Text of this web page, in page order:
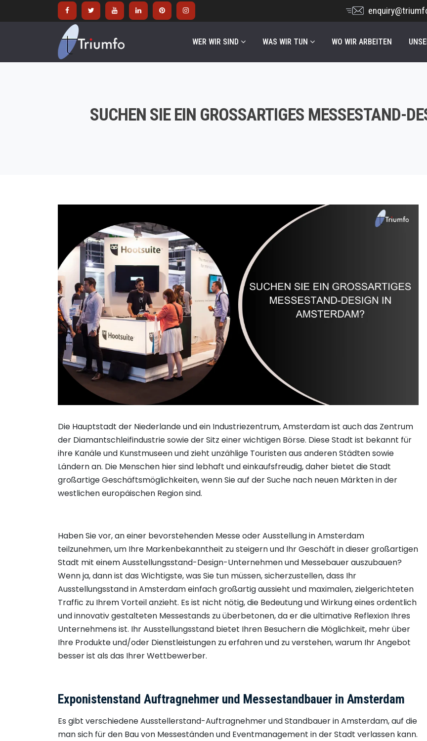
WER WIR SIND WAS WIR TUN WO WIR ARBEITEN
SUCHEN SIE EIN GROSSARTIGES MESSESTAND-
Die Hauptstadt der Niederlande und ein Industriezentrum, Amsterdam ist auch das Zentrum
der Diamantschleifindustrie sowie der Sitz einer wichtigen Börse. Diese Stadt ist bekannt für
ihre Kanäle und Kunstmuseen und zieht unzählige Touristen aus anderen Städten sowie
Ländern an. Die Menschen hier sind lebhaft und einkaufsfreudig, daher bietet die Stadt
großartige Geschäftsmöglichkeiten, wenn Sie auf der Suche nach neuen Märkten in der
westlichen europäischen Region sind.
Haben Sie vor, an einer bevorstehenden Messe oder Ausstellung in Amsterdam
teilzunehmen, um Ihre Markenbekanntheit zu steigern und Ihr Geschäft in dieser großartigen
Stadt mit einem Ausstellungsstand-Design-Unternehmen und Messebauer auszubauen?
Wenn ja, dann ist das Wichtigste, was Sie tun müssen, sicherzustellen, dass Ihr
Ausstellungsstand in Amsterdam einfach großartig aussieht und maximalen, zielgerichteten
Traffic zu Ihrem Vorteil anzieht. Es ist nicht nötig, die Bedeutung und Wirkung eines ordentlich
und innovativ gestalteten Messestands zu überbetonen, da er die ultimative Reflexion Ihres
Unternehmens ist. Ihr Ausstellungsstand bietet Ihren Besuchern die Möglichkeit, mehr über
Ihre Produkte und/oder Dienstleistungen zu erfahren und zu verstehen, warum Ihr Angebot
besser ist als das Ihrer Wettbewerber.
Exponistenstand Auftragnehmer und Messestandbauer in Amsterdam
Es gibt verschiedene Ausstellerstand-Auftragnehmer und Standbauer in Amsterdam, auf die
man sich für den Bau von Messeständen und Eventmanagement in der Stadt verlassen kann.